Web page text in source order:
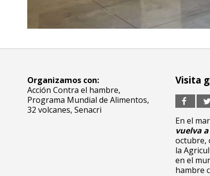
Organizamos con:
Acción Contra el hambre,
Programa Mundial de Alimentos,
32 volcanes, Senacri
Visita
En el
vuelva
octubre,
la
en el
hambre